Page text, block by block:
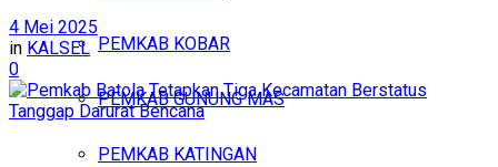
PEMKAB KOBAR
PEMKAB GUNUNG MAS
PEMKAB KATINGAN
4 Mei 2025
in KALSEL
0